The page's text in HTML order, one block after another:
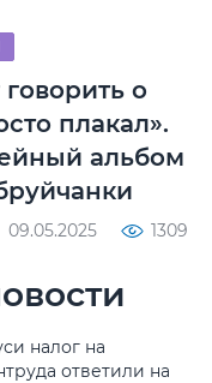
о
плакал».
альбом
09.05.2025 1309
налог на
ответили на